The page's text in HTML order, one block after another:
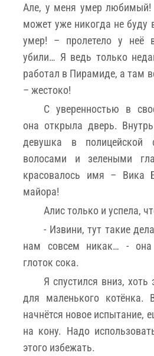
Але, у меня умер любимый!
может уже никогда не
умер! – пролетело у неё
убили… Я ведь только
работал в Пирамиде, а там
– жестоко!
С уверенностью в
она открыла дверь.
девушка в
волосами и зелеными
красовалось имя – Вика
майора!
Алис только и успела,
- Извини, тут такие
нам совсем никак… - она
глоток сока.
Я спустился вниз,
для маленького котёнка.
начнётся новое испытание,
на кону. Надо
этого избежать.